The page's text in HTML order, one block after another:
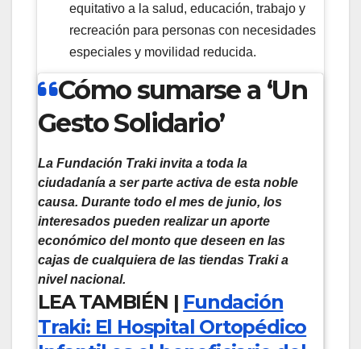
equitativo a la salud, educación, trabajo y
recreación para personas con necesidades
especiales y movilidad reducida.
Cómo sumarse a ‘Un
Gesto Solidario’
La Fundación Traki invita a toda la
ciudadanía a ser parte activa de esta noble
causa. Durante todo el mes de junio, los
interesados pueden realizar un aporte
económico del monto que deseen en las
cajas de cualquiera de las tiendas Traki a
nivel nacional.
LEA TAMBIÉN | Fundación
Traki: El Hospital Ortopédico